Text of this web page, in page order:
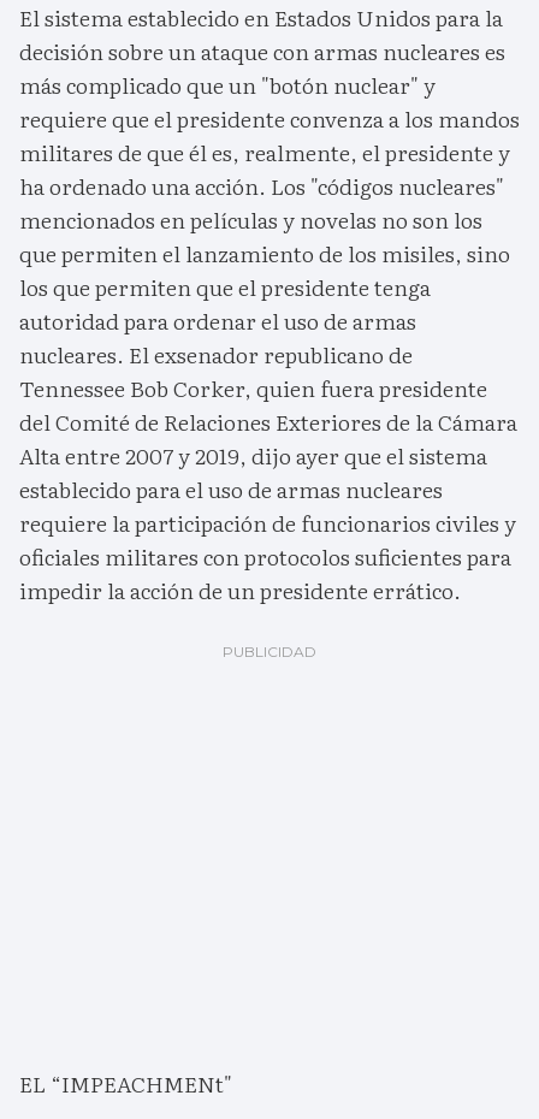
El sistema establecido en Estados Unidos para la
decisión sobre un ataque con armas nucleares es
más complicado que un "botón nuclear" y
requiere que el presidente convenza a los mandos
militares de que él es, realmente, el presidente y
ha ordenado una acción. Los "códigos nucleares"
mencionados en películas y novelas no son los
que permiten el lanzamiento de los misiles, sino
los que permiten que el presidente tenga
autoridad para ordenar el uso de armas
nucleares. El exsenador republicano de
Tennessee Bob Corker, quien fuera presidente
del Comité de Relaciones Exteriores de la Cámara
Alta entre 2007 y 2019, dijo ayer que el sistema
establecido para el uso de armas nucleares
requiere la participación de funcionarios civiles y
oficiales militares con protocolos suficientes para
impedir la acción de un presidente errático.
EL “IMPEACHMENt"